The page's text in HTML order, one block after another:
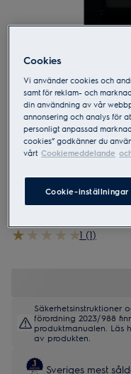
XOP3PNK
500
1 (1)
Säkerhetsinstruktioner
förordning 2023/988
produktmanualen. Läs
av produkten.
Sveriges mest
Cookies
Vi använder cookies och
samt för reklam- och
din användning av vår
annonsering och analys för
personligt anpassad
cookies” godkänner du
vårt Cookiemeddelande
Cookie-inställningar